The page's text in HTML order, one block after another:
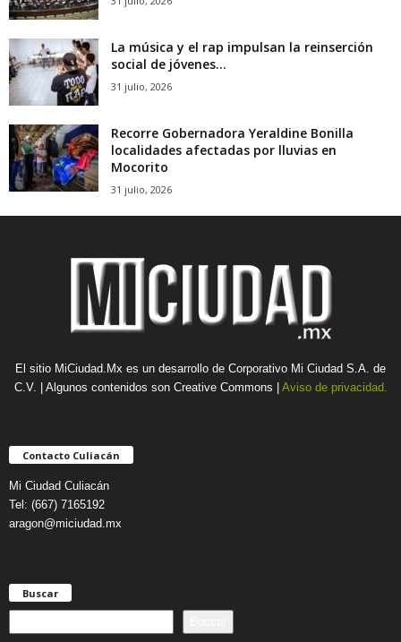
La música y el rap impulsan la reinserción
social de jóvenes...
31 julio, 2026
Recorre Gobernadora Yeraldine Bonilla
localidades afectadas por lluvias en
Mocorito
31 julio, 2026
El sitio MiCiudad.Mx es un desarrollo de Corporativo Mi Ciudad S.A. de
C.V. | Algunos contenidos son Creative Commons | Aviso de privacidad.
Contacto Culiacán
Mi Ciudad Culiacán
Tel: (667) 7165192
aragon@miciudad.mx
Buscar
u